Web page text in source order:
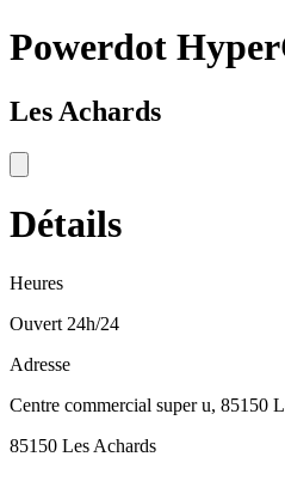
Powerdot
Les Achards
Détails
Heures
Ouvert 24h/24
Adresse
Centre commercial super u, 85150
85150 Les Achards